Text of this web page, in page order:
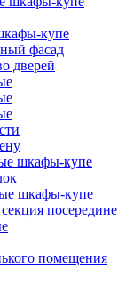
купе
фасад
дверей
шкафы-купе
шкафы-купе
посередине
помещения